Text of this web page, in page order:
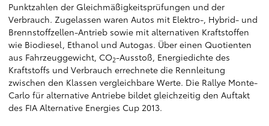
Punktzahlen der Gleichmäßigkeitsprüfungen und der
Verbrauch. Zugelassen waren Autos mit Elektro-, Hybrid- und
Brennstoffzellen-Antrieb sowie mit alternativen Kraftstoffen
wie Biodiesel, Ethanol und Autogas. Über einen Quotienten
aus Fahrzeuggewicht, CO2-Ausstoß, Energiedichte des
Kraftstoffs und Verbrauch errechnete die Rennleitung
zwischen den Klassen vergleichbare Werte. Die Rallye Monte-
Carlo für alternative Antriebe bildet gleichzeitig den Auftakt
des FIA Alternative Energies Cup 2013.